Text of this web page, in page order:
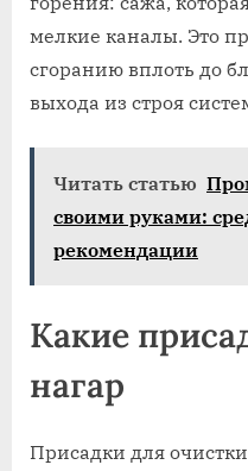
мелкие каналы. Это
сгоранию вплоть до
выхода из строя
Читать статью
своими руками:
рекомендации
Какие
нагар
Присадки для